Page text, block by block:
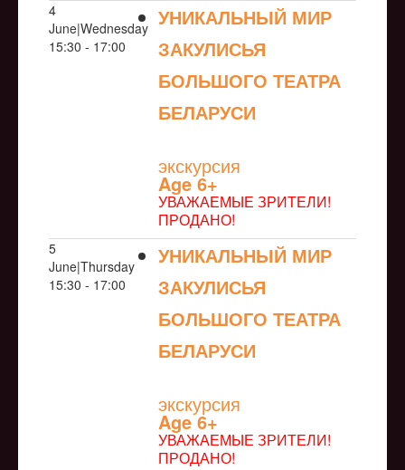
4
June|Wednesday
15:30 - 17:00
УНИКАЛЬНЫЙ МИР
ЗАКУЛИСЬЯ
БОЛЬШОГО ТЕАТРА
БЕЛАРУСИ
экскурсия
Age 6+
УВАЖАЕМЫЕ ЗРИТЕЛИ!
ПРОДАНО!
5
June|Thursday
15:30 - 17:00
УНИКАЛЬНЫЙ МИР
ЗАКУЛИСЬЯ
БОЛЬШОГО ТЕАТРА
БЕЛАРУСИ
экскурсия
Age 6+
УВАЖАЕМЫЕ ЗРИТЕЛИ!
ПРОДАНО!